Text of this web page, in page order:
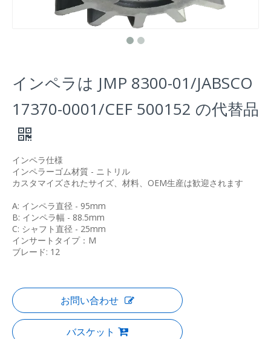
インペラは JMP 8300-01/JABSCO
17370-0001/CEF 500152 の代替品
インペラ仕様
インペラーゴム材質 - ニトリル
カスタマイズされたサイズ、材料、OEM生産は歓迎されます
A: インペラ直径 - 95mm
B: インペラ幅 - 88.5mm
C: シャフト直径 - 25mm
インサートタイプ：M
ブレード: 12
お問い合わせ
バスケット